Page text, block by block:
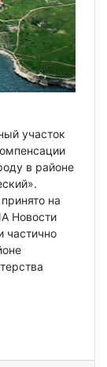
участок
в районе
на
Новости
частично